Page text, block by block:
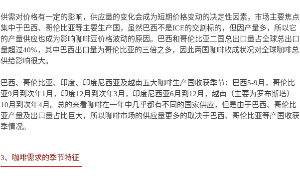
供需对价格有一定的影响，供应量的变化会成为短期价格变动的决定性因素，市场主要焦点
集中于巴西、哥伦比亚等主要生产国，虽然巴西不是ICE的交割标的，但因产量多，所以它
的产量供应也成为影响咖啡豆价格波动的原因。巴西和哥伦比亚二国总出口量占全球总出口
量超过40%，其中巴西出口量为哥伦比亚的三倍之多，因此两国咖啡收成状况对全球咖啡总
供给影响很大。
巴西、哥伦比亚、印度、印度尼西亚及越南五大咖啡生产国收获季节：巴西5-9月，哥伦比
亚9月到次年1月，印度12月到次年3月，印度尼西亚6月到12月，越南（主要为罗布斯塔）
10月到次年4月。总的来看咖啡在一年中几乎都有不同的国家供应，但是由于巴西、哥伦比
亚产量及出口量占比巨大，所以咖啡市场的供应量更多的取决于巴西、哥伦比亚等产国收获
季情况。
3、咖啡需求的季节特征